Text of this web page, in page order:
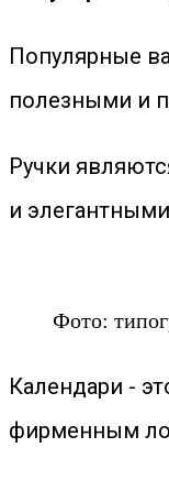
Популярные
полезными и
Ручки
и
Фото:
Календари -
фирменным